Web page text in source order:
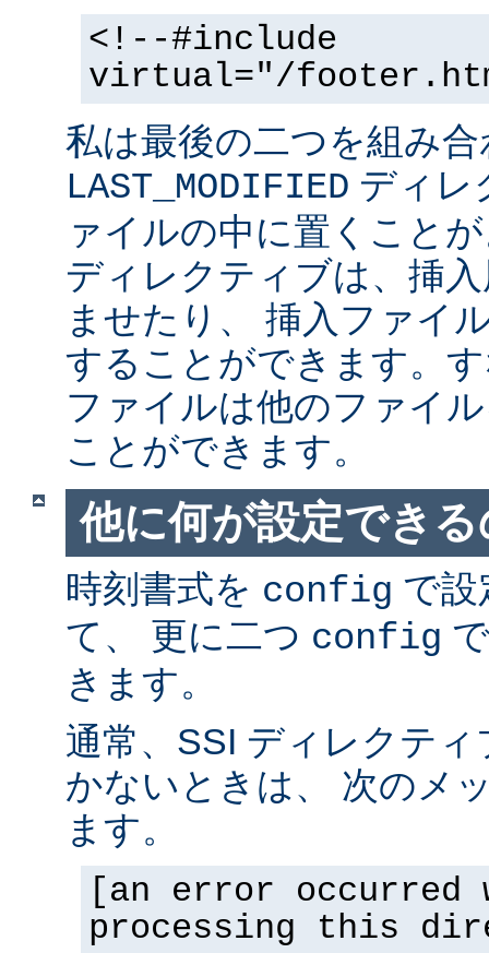
<!--#include
virtual="/
私は最後の二つを組み
LAST_MODIFIED ディレ
ァイルの中に置くこと
ディレクティブは、挿
ませたり、 挿入ファイ
することができます。
ファイルは他のファイ
ことができます。
他に何が設定でき
時刻書式を config で設
て、 更に二つ config
きます。
通常、SSI ディレクテ
かないときは、 次のメ
ます。
[an error occurred
processing this